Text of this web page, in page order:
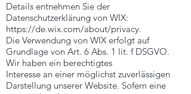
Details entnehmen Sie der
Datenschutzerklärung von WIX:
https://de.wix.com/about/privacy.
Die Verwendung von WIX erfolgt auf
Grundlage von Art. 6 Abs. 1 lit. f DSGVO.
Wir haben ein berechtigtes
Interesse an einer möglichst zuverlässigen
Darstellung unserer Website. Sofern eine